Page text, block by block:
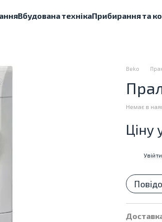
Вбудована технікаПрибирання та
Beko
Немає в
Ціну
Увійти